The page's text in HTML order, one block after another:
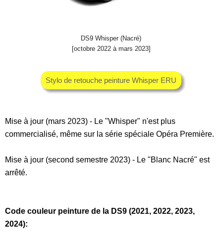
DS9 Whisper (Nacré)
[octobre 2022 à mars 2023]
Stylo de retouche peinture Whisper ERU
Mise à jour (mars 2023) - Le "Whisper" n'est plus
commercialisé, même sur la série spéciale Opéra Première.
Mise à jour (second semestre 2023) - Le "Blanc Nacré" est
arrêté.
Code couleur peinture de la DS9 (2021, 2022, 2023,
2024):